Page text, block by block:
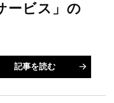
ービス」の
記事を読む